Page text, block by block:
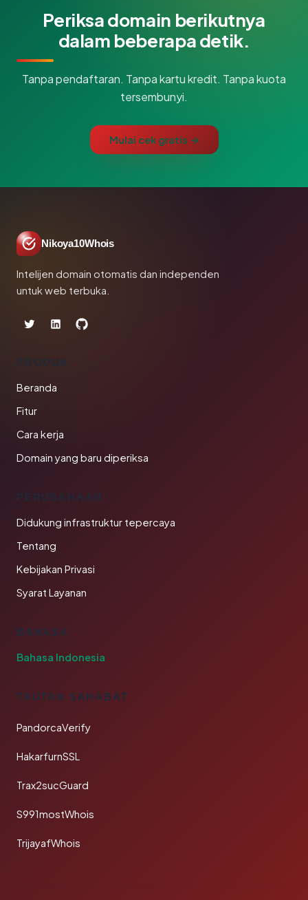
Periksa domain berikutnya
dalam beberapa detik.
Tanpa pendaftaran. Tanpa kartu kredit. Tanpa kuota
tersembunyi.
Mulai cek gratis →
Nikoya10Whois
Intelijen domain otomatis dan independen
untuk web terbuka.
PRODUK
Beranda
Fitur
Cara kerja
Domain yang baru diperiksa
PERUSAHAAN
Didukung infrastruktur tepercaya
Tentang
Kebijakan Privasi
Syarat Layanan
BAHASA
Bahasa Indonesia
TAUTAN SAHABAT
PandorcaVerify
HakarfurnSSL
Trax2sucGuard
S991mostWhois
TrijayafWhois